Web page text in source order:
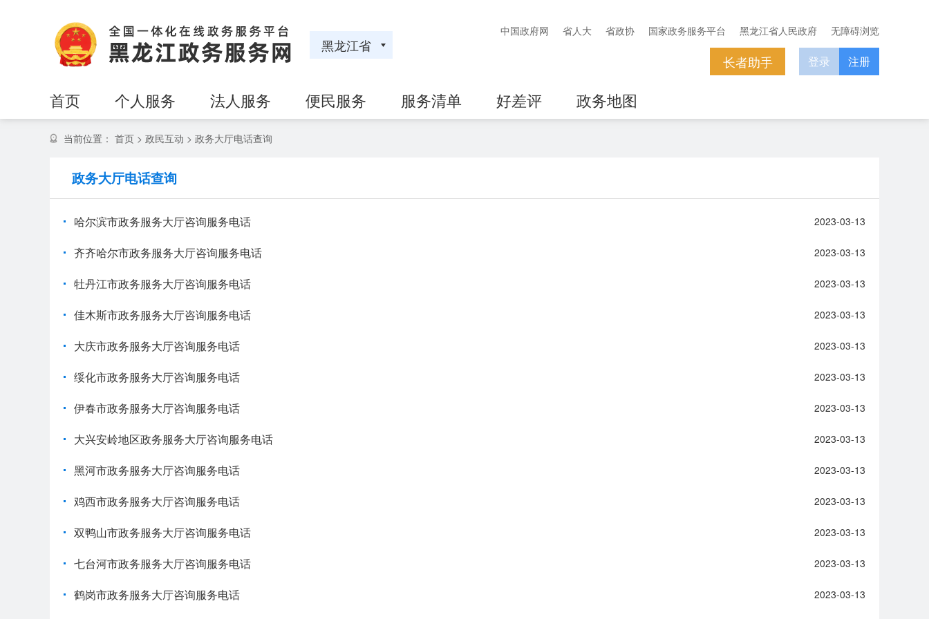
黑龙江省
中国政府网 省人大 省政协 国家政务服务平台 黑龙江省人民政府 无障碍浏览
首页 个人服务 法人服务 便民服务 服务清单 好差评 政务地图
登录 注册
长者助手
当前位置： 首页 > 政民互动 > 政务大厅电话查询
政务大厅电话查询
哈尔滨市政务服务大厅咨询服务电话 2023-03-13
齐齐哈尔市政务服务大厅咨询服务电话 2023-03-13
牡丹江市政务服务大厅咨询服务电话 2023-03-13
佳木斯市政务服务大厅咨询服务电话 2023-03-13
大庆市政务服务大厅咨询服务电话 2023-03-13
绥化市政务服务大厅咨询服务电话 2023-03-13
伊春市政务服务大厅咨询服务电话 2023-03-13
大兴安岭地区政务服务大厅咨询服务电话 2023-03-13
黑河市政务服务大厅咨询服务电话 2023-03-13
鸡西市政务服务大厅咨询服务电话 2023-03-13
双鸭山市政务服务大厅咨询服务电话 2023-03-13
七台河市政务服务大厅咨询服务电话 2023-03-13
鹤岗市政务服务大厅咨询服务电话 2023-03-13